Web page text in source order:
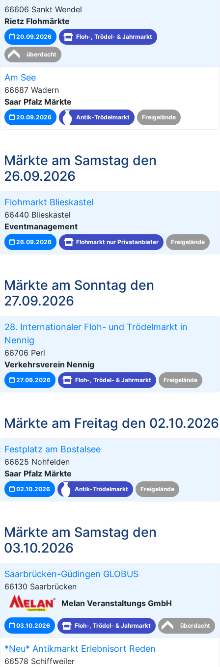
66606 Sankt Wendel
Rietz Flohmärkte
20.09.2026 Floh-, Trödel- & Jahrmarkt
überdacht
Am See
66687 Wadern
Saar Pfalz Märkte
20.09.2026 Antik-Trödelmarkt Freigelände
Märkte am Samstag den
26.09.2026
Flohmarkt Blieskastel
66440 Blieskastel
Eventmanagement
26.09.2026 Flohmarkt nur Privatanbieter Freigelände
Märkte am Sonntag den
27.09.2026
28. Internationaler Floh- und Trödelmarkt in
Nennig
66706 Perl
Verkehrsverein Nennig
27.09.2026 Floh-, Trödel- & Jahrmarkt Freigelände
Märkte am Freitag den 02.10.2026
Festplatz am Bostalsee
66625 Nohfelden
Saar Pfalz Märkte
02.10.2026 Antik-Trödelmarkt Freigelände
Märkte am Samstag den
03.10.2026
Saarbrücken-Güdingen GLOBUS
66130 Saarbrücken
Melan Veranstaltungs GmbH
03.10.2026 Floh-, Trödel- & Jahrmarkt überdacht
*Neu* Antikmarkt Erlebnisort Reden
66578 Schiffweiler